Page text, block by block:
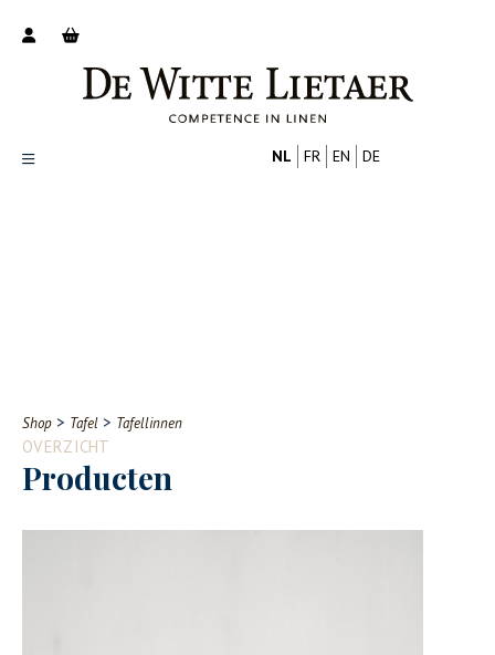
Contact
NL FR EN DE
Shop > Tafel > Tafellinnen
OVERZICHT
Producten